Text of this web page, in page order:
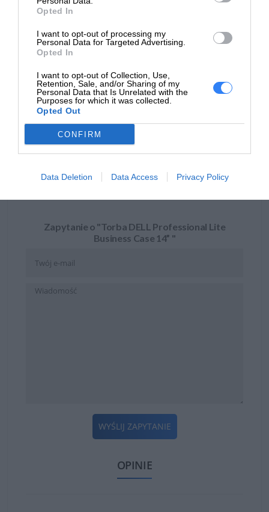
Opted In
I want to opt-out of processing my
Personal Data for Targeted Advertising.
Opted In
I want to opt-out of Collection, Use,
Retention, Sale, and/or Sharing of my
Personal Data that Is Unrelated with the
Purposes for which it was collected.
Opted Out
CONFIRM
Data Deletion Data Access Privacy Policy
Podmiot
odpowiedzialny
ul. Inflancka 4A
00-189 Warszawa
Pomoc
techniczna
https://www.dell.com/support/
pl/category/product-support/self-
Zapytanie o "Torba DELL Professional Lite
Business Case 14” "
WYŚLIJ ZAPYTANIE
OPINIE